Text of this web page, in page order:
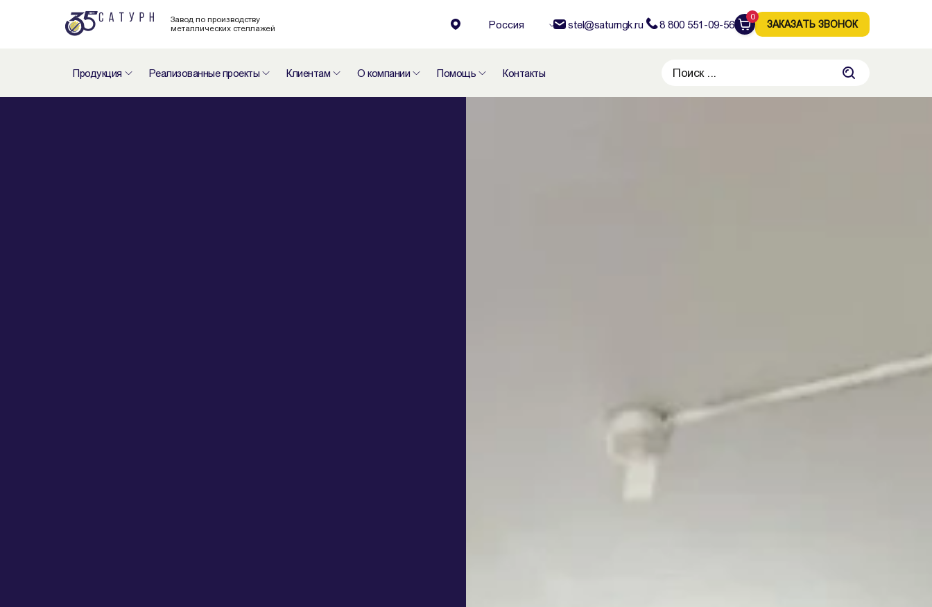
Завод по производству
металлических стеллажей
Россия stel@saturngk.ru 8 800 551-09-56
0
ЗАКАЗАТЬ ЗВОНОК
Продукция Реализованные проекты Клиентам О компании Помощь Контакты